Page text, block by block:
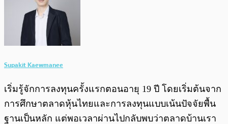
Supakit Kaewmanee
เริ่มรู้จักการลงทุนครั้งแรกตอนอายุ 19 ปี โดยเริ่มต้นจาก
การศึกษาตลาดหุ้นไทยและการลงทุนแบบเน้นปัจจัยพื้น
ฐานเป็นหลัก แต่พอเวลาผ่านไปกลับพบว่าตลาดบ้านเรา